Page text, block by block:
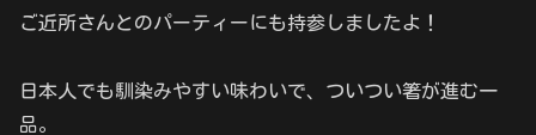
ご近所さんとのパーティーにも持参しましたよ！
日本人でも馴染みやすい味わいで、ついつい箸が進む一
品。